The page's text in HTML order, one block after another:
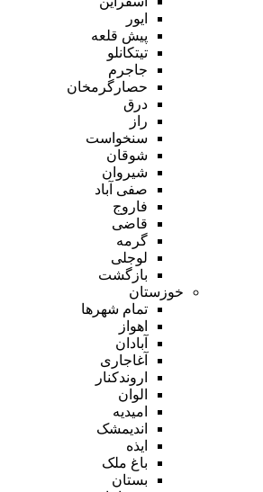
ایور
پیش قلعه
تیتکانلو
جاجرم
حصارگرمخان
درق
راز
سنخواست
شوقان
شیروان
صفی آباد
فاروج
قاضی
گرمه
لوجلی
بازگشت
خوزستان
تمام شهر‌ها
اهواز
آبادان
آغاجاری
اروندکنار
الوان
امیدیه
اندیمشک
ایذه
باغ ملک
بستان